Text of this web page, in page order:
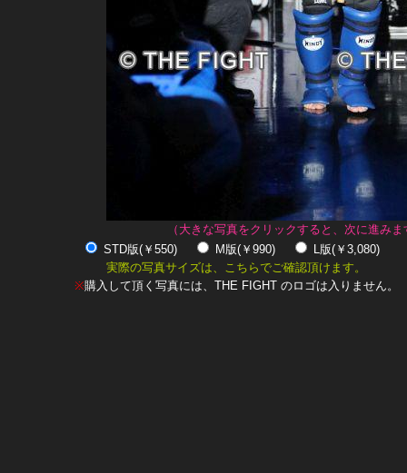
（大きな写真をクリックすると、次に進みま
STD版(￥550)
M版(￥990)
L版(￥3,080)
実際の写真サイズは、こちらでご確認頂けます。
※購入して頂く写真には、THE FIGHT のロゴは入りません。